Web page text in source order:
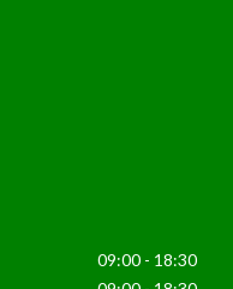
09:00 - 18:30